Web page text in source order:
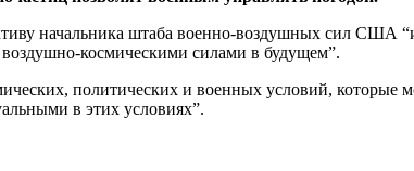
начальника штаба военно-воздушных сил США
космическими силами в будущем”.
политических и военных условий, которые
в этих условиях”.